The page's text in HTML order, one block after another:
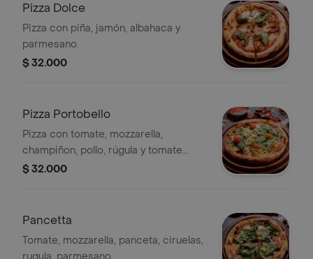
Pizza Dolce
Pizza con piña, jamón, albahaca y
parmesano.
$ 32.000
Pizza Portobello
Pizza con tomate, mozzarella,
champiñon, pollo, rúgula y tomate
cherry
$ 32.000
Pancetta
Tomate, mozzarella, panceta, ciruelas,